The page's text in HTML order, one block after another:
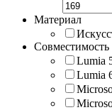
Материал
Совместимость
Lumia
Lumia